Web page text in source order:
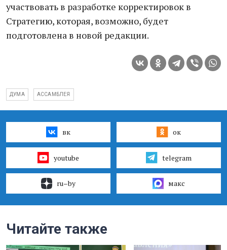
участвовать в разработке корректировок в
Стратегию, которая, возможно, будет
подготовлена в новой редакции.
ДУМА АССАМБЛЕЯ
вк ок
youtube telegram
ru–by макс
Читайте также